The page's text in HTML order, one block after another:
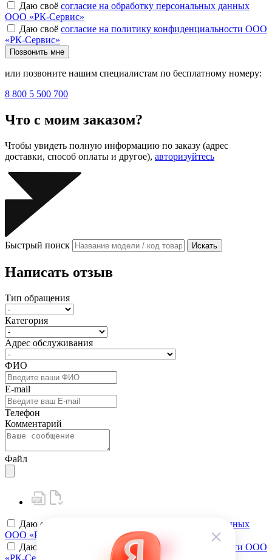
Даю своё согласие на обработку персональных данных
ООО «РК-Сервис»
Даю своё согласие на политику конфиденциальности ООО
«РК-Сервис»
Позвонить мне
или позвоните нашим специалистам по бесплатному номеру:
8 800 5 500 700
Что с моим заказом?
Чтобы увидеть полную информацию по заказу (адрес
доставки, способ оплаты и другое), авторизуйтесь
Быстрый поиск Искать
Написать отзыв
Тип обращения
Категория
Адрес обслуживания
ФИО
E-mail
Телефон
Комментарий
Файл
Даю своё
согласие на обработку персональных данных
ООО «РК-Сервис»
Даю своё
согласие на политику конфиденциальности ООО
«РК-Сервис»